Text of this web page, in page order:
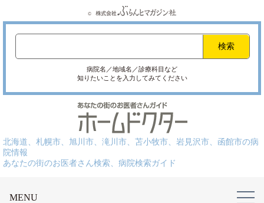
病院名／地域名／診療科目など
知りたいことを入力してみてください
北海道、札幌市、旭川市、滝川市、苫小牧市、岩見沢市、函館市の病
院情報
あなたの街のお医者さん検索、病院検索ガイド
MENU